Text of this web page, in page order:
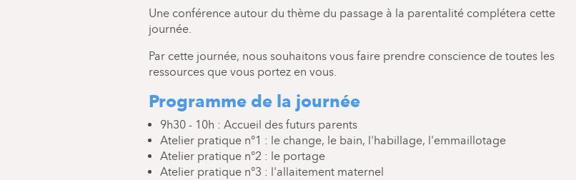
Une conférence autour du thème du passage à la parentalité complétera cette
journée.
Par cette journée, nous souhaitons vous faire prendre conscience de toutes les
ressources que vous portez en vous.
Programme de la journée
9h30 - 10h : Accueil des futurs parents
Atelier pratique n°1 : le change, le bain, l'habillage, l'emmaillotage
Atelier pratique n°2 : le portage
Atelier pratique n°3 : l'allaitement maternel